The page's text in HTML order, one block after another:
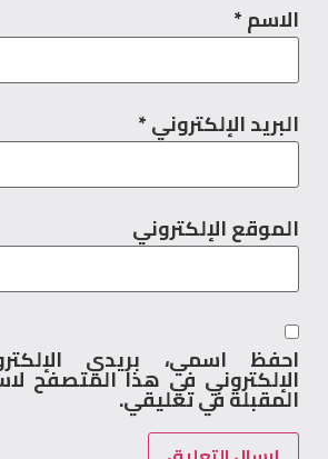
الاسم*
البريد الإلكتروني*
الموقع الإلكتروني
احفظ اسمي، بريدي
الإلكتروني في هذا المتصفح
المقبلة في تعليقي.